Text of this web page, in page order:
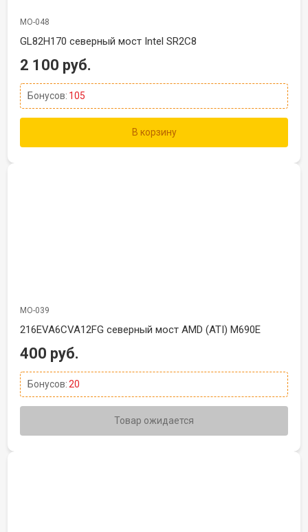
МО-048
GL82H170 северный мост Intel SR2C8
2 100 руб.
Бонусов: 105
В корзину
МО-039
216EVA6CVA12FG северный мост AMD (ATI) M690E
400 руб.
Бонусов:20
Товар ожидается